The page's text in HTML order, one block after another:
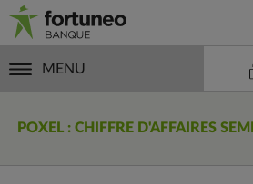
MENU
POXEL : CHIFFRE D'AFFAIRES